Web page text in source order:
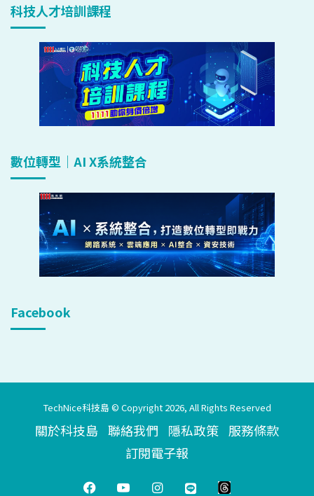
科技人才培訓課程
數位轉型｜AI X系統整合
Facebook
TechNice科技島 © Copyright 2026, All Rights Reserved
關於科技島 聯絡我們 隱私政策 服務條款
訂閱電子報